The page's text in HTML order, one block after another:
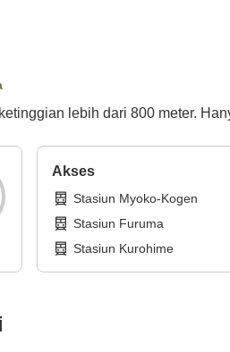
lebih dari 800 meter.
Akses
Stasiun Myoko-Kogen
Stasiun Furuma
Stasiun Kurohime